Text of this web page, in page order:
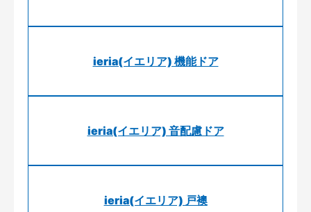
ieria(イエリア) 機能ドア
ieria(イエリア) 音配慮ドア
ieria(イエリア) 戸襖